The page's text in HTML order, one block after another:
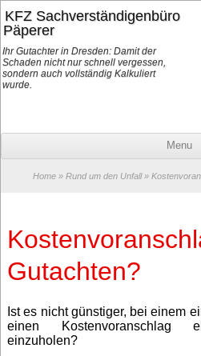
KFZ Sachverständigenbüro
Päperer
Ihr Gutachter in Dresden: Damit der
Schaden nicht nur schnell vergessen,
sondern auch vollständig Kalkuliert
wurde.
Menu
Home » Rund um den Unfall»
Gutachten?
Ist es nicht günstiger, bei einem
einen Kostenvoranschlag
einzuholen?